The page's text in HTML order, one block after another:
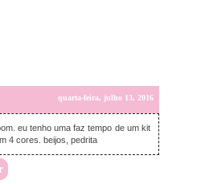
quarta-feira, julho 13, 2016
eu tenho uma faz tempo de um kit
4 cores. beijos, pedrita